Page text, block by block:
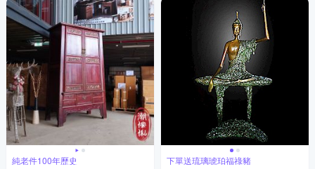
純老件100年歷史 下單送琉璃琥珀福祿豬